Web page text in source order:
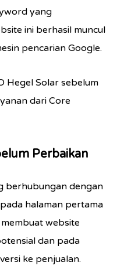
yang
ini berhasil muncul
pencarian Google.
Hegel Solar sebelum
dari Core
Perbaikan
berhubungan dengan
halaman pertama
website
dan pada
ke penjualan.